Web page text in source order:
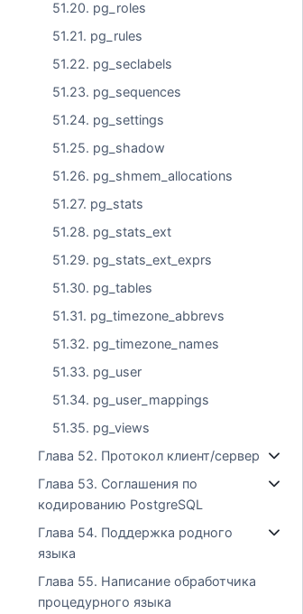
51.20. pg_roles
51.21. pg_rules
51.22. pg_seclabels
51.23. pg_sequences
51.24. pg_settings
51.25. pg_shadow
51.26. pg_shmem_allocations
51.27. pg_stats
51.28. pg_stats_ext
51.29. pg_stats_ext_exprs
51.30. pg_tables
51.31. pg_timezone_abbrevs
51.32. pg_timezone_names
51.33. pg_user
51.34. pg_user_mappings
51.35. pg_views
Глава 52. Протокол клиент/сервер
Глава 53. Соглашения по
кодированию PostgreSQL
Глава 54. Поддержка родного
языка
Глава 55. Написание обработчика
процедурного языка